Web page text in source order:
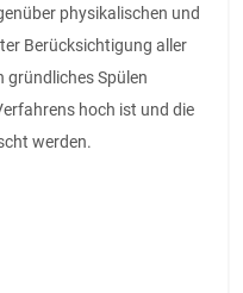
physikalischen und
Berücksichtigung aller
gründliches Spülen
hoch ist und die
werden.